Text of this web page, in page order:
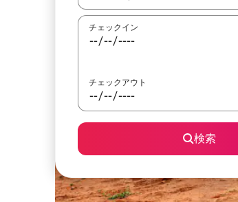
チェックイン
チェックアウト
検索